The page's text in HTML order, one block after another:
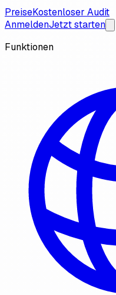
PreiseKostenloser Audit
AnmeldenJetzt starten
Funktionen